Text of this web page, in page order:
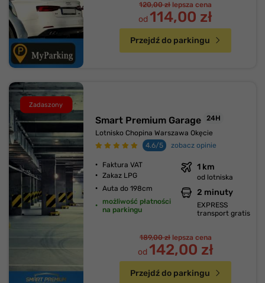
120,00 zł lepsza cena
od 114,00 zł
Przejdź do parkingu
Zadaszony
Smart Premium Garage
24H
Lotnisko Chopina Warszawa Okęcie
4.6/5
zobacz opinie
Faktura VAT
Zakaz LPG
Auta do 198cm
możliwość płatności
na parkingu
1 km
od lotniska
2 minuty
EXPRESS
transport gratis
189,00 zł lepsza cena
od 142,00 zł
Przejdź do parkingu